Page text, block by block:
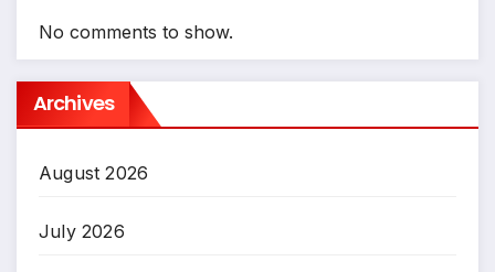
No comments to show.
Archives
August 2026
July 2026